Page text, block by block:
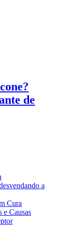
de
a
Cura
e Causas